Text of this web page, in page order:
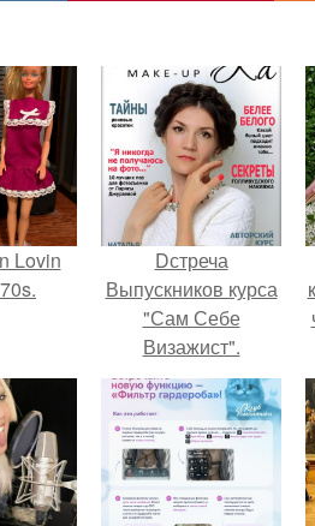
Lovin
Dстреча
Выпускников курса
"Сам Себе
Визажист".